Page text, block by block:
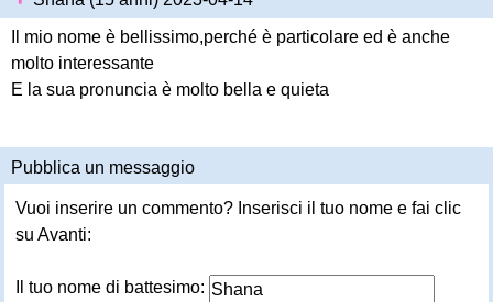
Il mio nome è bellissimo,perché è particolare ed è anche
molto interessante
E la sua pronuncia è molto bella e quieta
Pubblica un messaggio
Vuoi inserire un commento? Inserisci il tuo nome e fai clic
su Avanti:
Il tuo nome di battesimo: